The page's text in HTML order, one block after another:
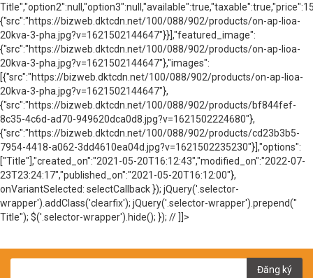
{"src":"https://bizweb.dktcdn.net/100/088/902/products/on-ap-lioa-
20kva-3-pha.jpg?v=1621502144647"}}],"featured_image":
{"src":"https://bizweb.dktcdn.net/100/088/902/products/on-ap-lioa-
20kva-3-pha.jpg?v=1621502144647"},"images":
[{"src":"https://bizweb.dktcdn.net/100/088/902/products/on-ap-lioa-
20kva-3-pha.jpg?v=1621502144647"},
{"src":"https://bizweb.dktcdn.net/100/088/902/products/bf844fef-
8c35-4c6d-ad70-949620dca0d8.jpg?v=1621502224680"},
{"src":"https://bizweb.dktcdn.net/100/088/902/products/cd23b3b5-
7954-4418-a062-3dd4610ea04d.jpg?v=1621502235230"}],"options":
["Title"],"created_on":"2021-05-20T16:12:43","modified_on":"2022-07-
23T23:24:17","published_on":"2021-05-20T16:12:00"},
onVariantSelected: selectCallback }); jQuery('.selector-
wrapper').addClass('clearfix'); jQuery('.selector-wrapper').prepend("
Title"); $('.selector-wrapper').hide(); }); // ]]>
Đăng ký